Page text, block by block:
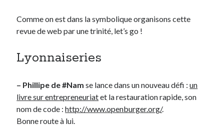
Renaud DucherdansComment j’ai opéré ma vélorution toute
personnelle
Commentaires récents
Entretien ménagerdans
T’as vu quoi ? #52
JF
C’était pas mieux avant… à Lyon
littlecelt
Comment j’ai opéré ma vélorution toute personnelle
Anthony
dans
Comment j’ai opéré ma vélorution toute personnelle
Comme on est dans la symbolique organisons cette
revue de web par une trinité, let’s go !
Lyonnaiseries
– Phillipe de #Nam se lance dans un nouveau défi :un
livre sur entrepreneuriatet la restauration rapide, son
nom de code :http://www.openburger.org/.
Bonne route à lui.